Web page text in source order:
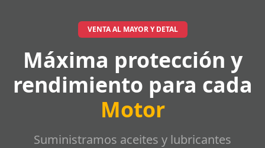
VENTA AL MAYOR Y DETAL
Máxima protección y
rendimiento para cada
Motor
Suministramos aceites y lubricantes